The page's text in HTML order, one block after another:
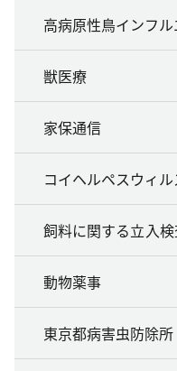
高病原性鳥インフ
獣医療
家保通信
コイヘルペスウィ
飼料に関する立入
動物薬事
東京都病害虫防除所